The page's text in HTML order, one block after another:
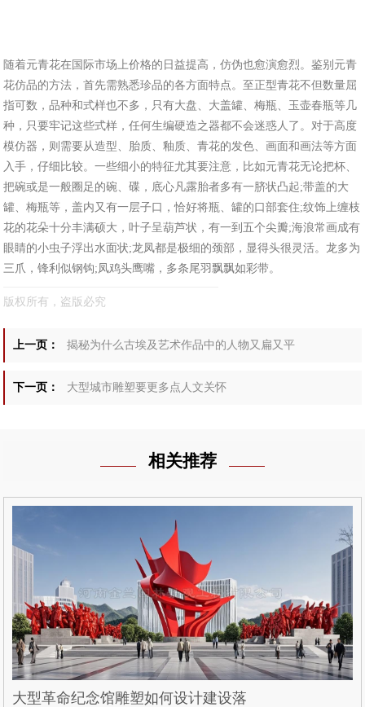
随着元青花在国际市场上价格的日益提高，仿伪也愈演愈烈。鉴别元青
花仿品的方法，首先需熟悉珍品的各方面特点。至正型青花不但数量屈
指可数，品种和式样也不多，只有大盘、大盖罐、梅瓶、玉壶春瓶等几
种，只要牢记这些式样，任何生编硬造之器都不会迷惑人了。对于高度
模仿器，则需要从造型、胎质、釉质、青花的发色、画面和画法等方面
入手，仔细比较。一些细小的特征尤其要注意，比如元青花无论把杯、
把碗或是一般圈足的碗、碟，底心凡露胎者多有一脐状凸起;带盖的大
罐、梅瓶等，盖内又有一层子口，恰好将瓶、罐的口部套住;纹饰上缠枝
花的花朵十分丰满硕大，叶子呈葫芦状，有一到五个尖瓣;海浪常画成有
眼睛的小虫子浮出水面状;龙凤都是极细的颈部，显得头很灵活。龙多为
三爪，锋利似钢钩;凤鸡头鹰嘴，多条尾羽飘飘如彩带。
版权所有，盗版必究
上一页： 揭秘为什么古埃及艺术作品中的人物又扁又平
下一页： 大型城市雕塑要更多点人文关怀
相关推荐
大型革命纪念馆雕塑如何设计建设落